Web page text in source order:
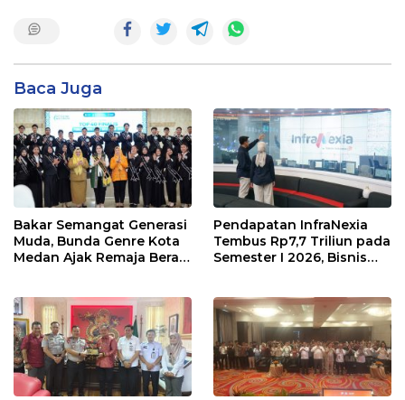
Baca Juga
Bakar Semangat Generasi
Muda, Bunda Genre Kota
Medan Ajak Remaja Berani
Pendapatan InfraNexia
Tembus Rp7,7 Triliun pada
Semester I 2026, Bisnis